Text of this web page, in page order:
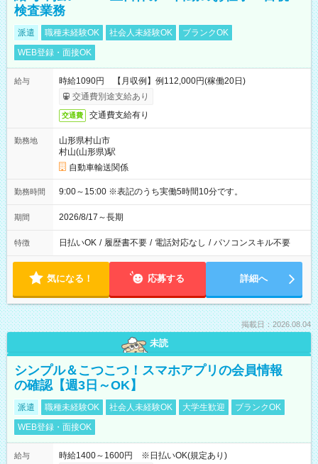
検査業務
派遣 職種未経験OK 社会人未経験OK
ブランクOK
WEB登録・面接OK
給与
時給1090円 【月収例】例112,000円(稼働20日)
交通費別途支給あり
交通費 交通費支給有り
勤務地
山形県村山市
村山(山形県)駅
自動車輸送関係
勤務時間 9:00～15:00 ※表記のうち実働5時間10分です。
期間 2026/8/17～長期
特徴 日払いOK / 履歴書不要 / 電話対応なし / パソコンスキル不要
気になる！ 応募する 詳細へ
掲載日：2026.08.04
未読
シンプル＆こつこつ！スマホアプリの会員情報
の確認【週3日～OK】
派遣 職種未経験OK 社会人未経験OK 大学生歓迎
ブランクOK
WEB登録・面接OK
給与
時給1400～1600円 ※日払いOK(規定あり)